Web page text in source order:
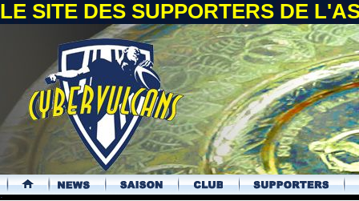
LE SITE DES SUPPORTERS DE
.